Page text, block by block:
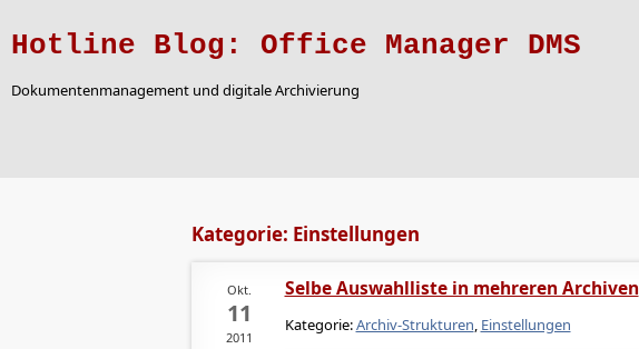
Hotline Blog: Office Manager DMS
Dokumentenmanagement und digitale Archivierung
Kategorie: Einstellungen
Okt.
11
2011
Selbe Auswahlliste in mehreren Archiven
Kategorie:Archiv-Strukturen, Einstellungen